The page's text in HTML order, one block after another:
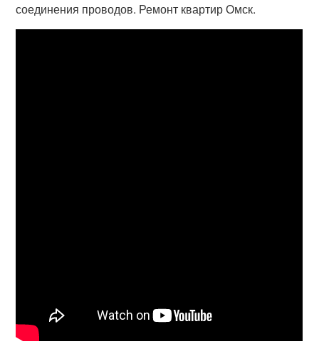
соединения проводов. Ремонт квартир Омск.